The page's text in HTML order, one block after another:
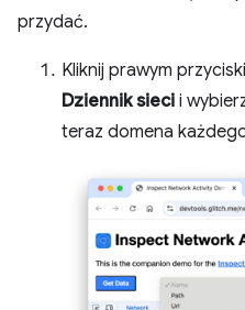
przydać.
Kliknij prawym
Dziennik sieci i
teraz domena